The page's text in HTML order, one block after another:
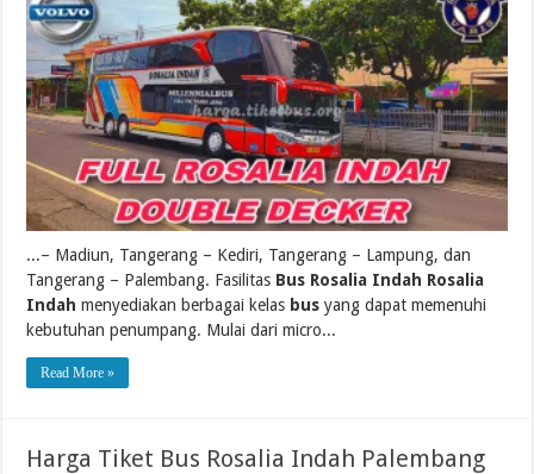
...– Madiun, Tangerang – Kediri, Tangerang – Lampung, dan
Tangerang – Palembang. Fasilitas Bus Rosalia Indah Rosalia
Indah menyediakan berbagai kelas bus yang dapat memenuhi
kebutuhan penumpang. Mulai dari micro...
Read More »
Harga Tiket Bus Rosalia Indah Palembang